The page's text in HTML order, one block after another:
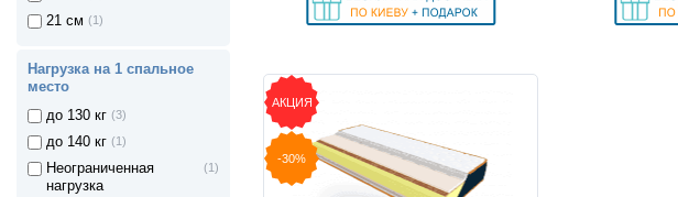
21 см (1)
Нагрузка на 1 спальное
место
до 130 кг (3)
до 140 кг (1)
Неограниченная
нагрузка
(1)
АКЦИЯ
-30%